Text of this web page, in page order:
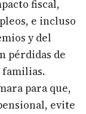
fiscal,
e incluso
y del
pérdidas de
familias.
para que,
evite